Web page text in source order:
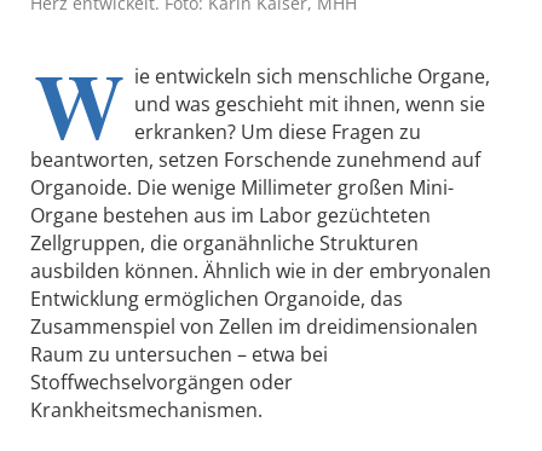
W ie entwickeln sich menschliche Organe,
und was geschieht mit ihnen, wenn sie
erkranken? Um diese Fragen zu
beantworten, setzen Forschende zunehmend auf
Organoide. Die wenige Millimeter großen Mini-
Organe bestehen aus im Labor gezüchteten
Zellgruppen, die organähnliche Strukturen
ausbilden können. Ähnlich wie in der embryonalen
Entwicklung ermöglichen Organoide, das
Zusammenspiel von Zellen im dreidimensionalen
Raum zu untersuchen – etwa bei
Stoffwechselvorgängen oder
Krankheitsmechanismen.